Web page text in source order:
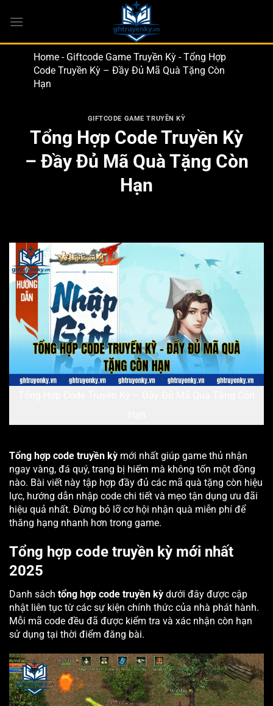
qua
Home - Giftcode Game Truyền Kỳ -Tổng Hợp
Code Truyền Kỳ – Đầy Đủ Mã Quà Tặng Còn
Hạn
GIFTCODE GAME TRUYỀN KỲ
Tổng Hợp Code Truyền Kỳ
– Đầy Đủ Mã Quà Tặng Còn
Hạn
Tổng hợp code truyền kỳ mới nhất giúp game thủ nhận
ngay vàng, đá quý, trang bị hiếm mà không tốn một đồng
nào. Bài viết này tập hợp đầy đủ các mã quà tặng còn hiệu
lực, hướng dẫn nhập code chi tiết và mẹo tận dụng ưu đãi
hiệu quả nhất. Đừng bỏ lỡ cơ hội nhận quà miễn phí để
thăng hạng nhanh hơn trong game.
Tổng hợp code truyền kỳ mới nhất
2025
Danh sách tổng hợp code truyền kỳ dưới đây được cập
nhật liên tục từ các sự kiện chính thức của nhà phát hành.
Mỗi mã code đều đã được kiểm tra và xác nhận còn hạn
sử dụng tại thời điểm đăng bài.